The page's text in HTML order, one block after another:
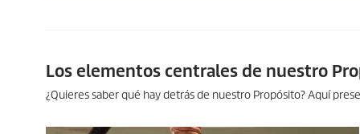
Los elementos centrales de nuestro
¿Quieres saber qué hay detrás de nuestro Propósito? Aquí